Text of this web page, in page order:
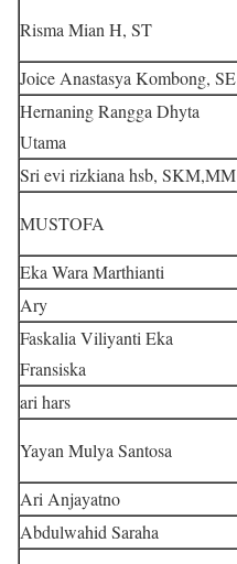
Risma Mian H, ST
Joice Anastasya Kombong, SE
Hernaning Rangga Dhyta
Utama
Sri evi rizkiana hsb, SKM,MM
MUSTOFA
Eka Wara Marthianti
Ary
Faskalia Viliyanti Eka
Fransiska
ari hars
Yayan Mulya Santosa
Ari Anjayatno
Abdulwahid Saraha